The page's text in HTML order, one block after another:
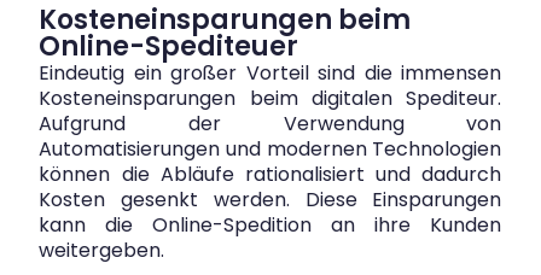
Kosteneinsparungen beim
Online-Spediteuer
Eindeutig ein großer Vorteil sind die immensen
Kosteneinsparungen beim digitalen Spediteur.
Aufgrund der Verwendung von
Automatisierungen und modernen Technologien
können die Abläufe rationalisiert und dadurch
Kosten gesenkt werden. Diese Einsparungen
kann die Online-Spedition an ihre Kunden
weitergeben.